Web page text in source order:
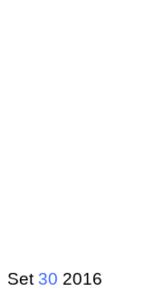
Set 30 2016